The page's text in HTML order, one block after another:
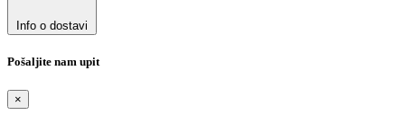
Info o dostavi
Pošaljite nam upit
×